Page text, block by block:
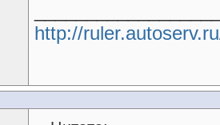
http://